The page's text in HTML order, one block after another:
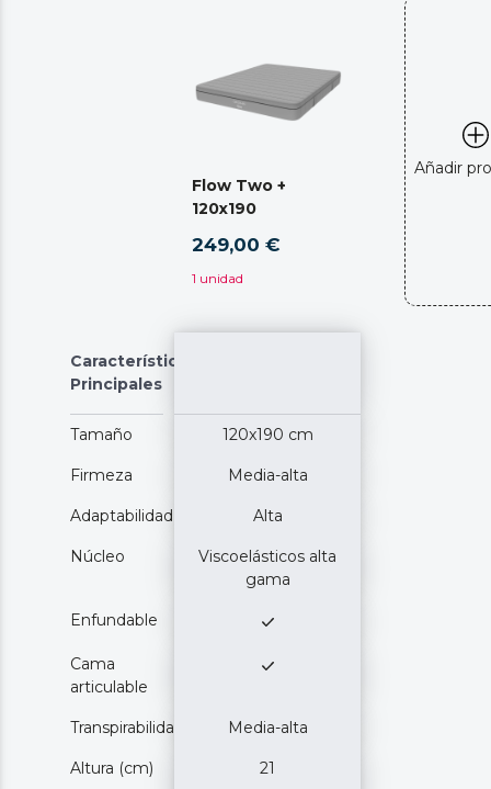
Flow Two +
120x190
249,00 €
1 unidad
Añadir
Características
Principales
Tamaño 120x190 cm
Firmeza Media-alta
Adaptabilidad Alta
Núcleo
Viscoelásticos alta
gama
Enfundable
Cama
articulable
Transpirabilidad Media-alta
Altura (cm) 21